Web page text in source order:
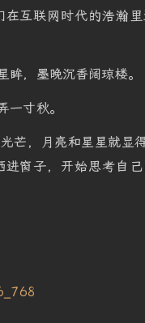
互联网时代的浩瀚
眸，墨晚沉香阔琼楼。
一寸秋。
芒，月亮和星星就显
窗子，开始思考自